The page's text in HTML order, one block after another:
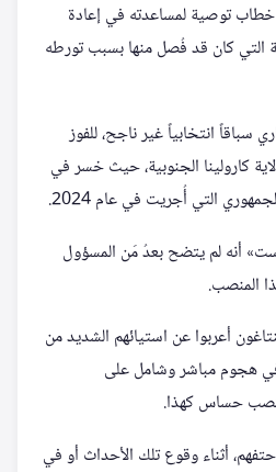
توصية لمساعدته في إعادة
التي كان قد فُصل منها بسبب تورطه
سباقاً انتخابياً غير ناجح، للفوز
كارولينا الجنوبية، حيث خسر في
التي أُجريت في عام 2024.
أنه لم يتضح بعدُ مَن المسؤول
المنصب.
أعربوا عن استيائهم الشديد من
هجوم مباشر وشامل على
منصب حساس كهذا.
أثناء وقوع تلك الأحداث أو في